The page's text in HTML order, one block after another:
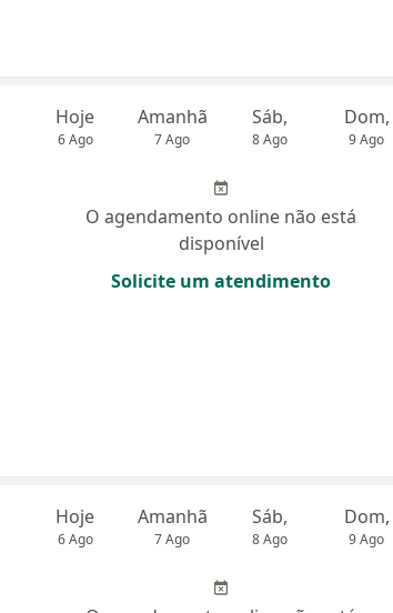
Hoje
6 Ago
Amanhã
7 Ago
Sáb,
8 Ago
Dom,
9 Ago
O agendamento online não está
disponível
Solicite um atendimento
Hoje
6 Ago
Amanhã
7 Ago
Sáb,
8 Ago
Dom,
9 Ago